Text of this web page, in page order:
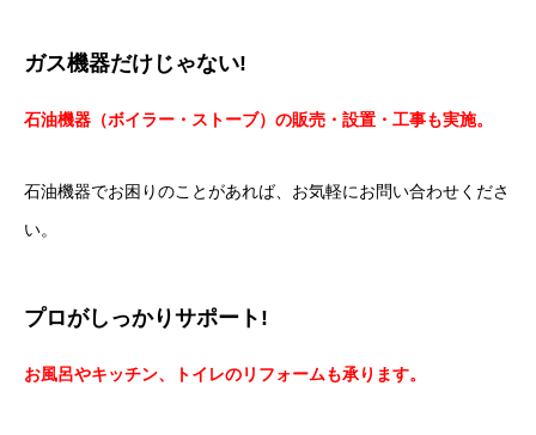
ガス機器だけじゃない!
石油機器（ボイラー・ストーブ）の販売・設置・工事も実施。
石油機器でお困りのことがあれば、お気軽にお問い合わせくださ
い。
プロがしっかりサポート!
お風呂やキッチン、トイレのリフォームも承ります。